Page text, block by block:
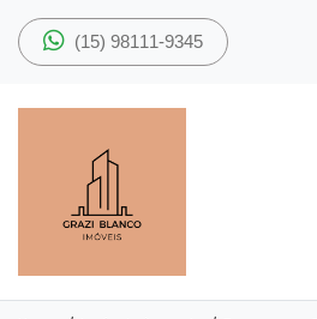
(15) 98111-9345